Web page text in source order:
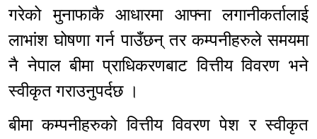
गरेको मुनाफाकै आधारमा आफ्ना लगानीकर्तालाई
लाभांश घोषणा गर्न पाउँछन् तर कम्पनीहरुले समयमा
नै नेपाल बीमा प्राधिकरणबाट वित्तीय विवरण भने
स्वीकृत गराउनुपर्दछ ।
बीमा कम्पनीहरुको वित्तीय विवरण पेश र स्वीकृत